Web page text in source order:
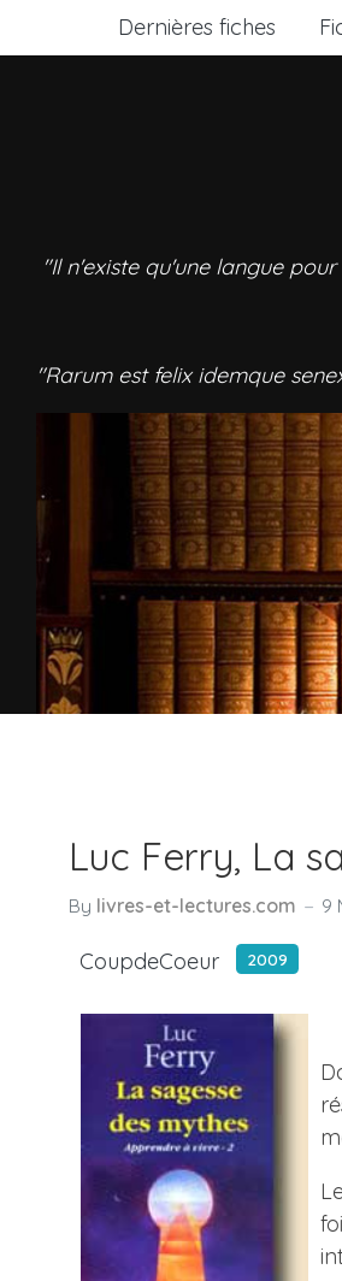
Dernières fiches
"Il n'existe qu'une langue
"Rarum est felix idemque
Luc Ferry, La
By livres-et-lectures.com 9
CoupdeCoeur 2009